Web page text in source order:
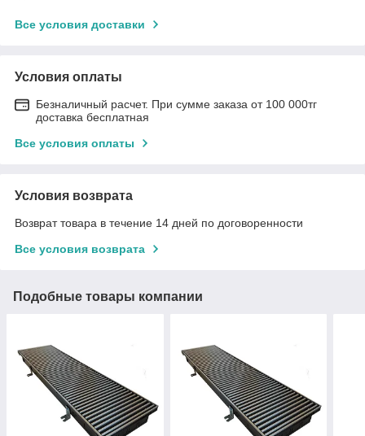
Все условия доставки
Условия оплаты
Безналичный расчет. При сумме заказа от 100 000тг
доставка бесплатная
Все условия оплаты
Условия возврата
Возврат товара в течение 14 дней по договоренности
Все условия возврата
Подобные товары компании